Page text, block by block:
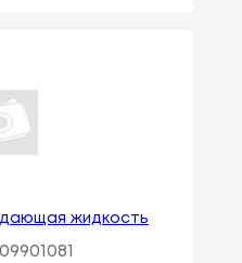
жидкость